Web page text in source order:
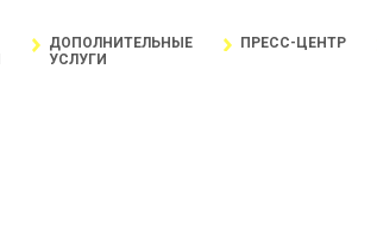
ДОПОЛНИТЕЛЬНЫЕ
УСЛУГИ
ПРЕСС-ЦЕНТР